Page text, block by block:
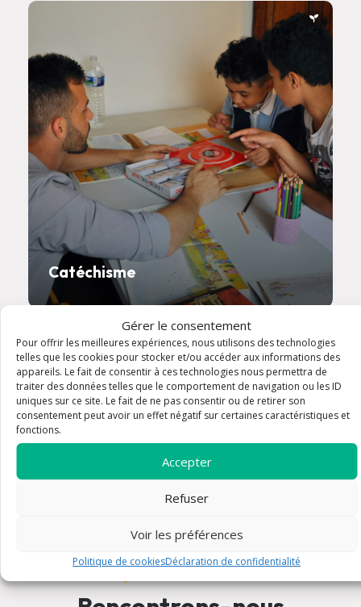
Gérer le consentement
Pour offrir les meilleures expériences, nous utilisons des technologies
telles que les cookies pour stocker et/ou accéder aux informations des
appareils. Le fait de consentir à ces technologies nous permettra de
traiter des données telles que le comportement de navigation ou les ID
uniques sur ce site. Le fait de ne pas consentir ou de retirer son
consentement peut avoir un effet négatif sur certaines caractéristiques et
fonctions.
Accepter
Refuser
Voir les préférences
Politique de cookiesDéclaration de confidentialité
Catéchisme